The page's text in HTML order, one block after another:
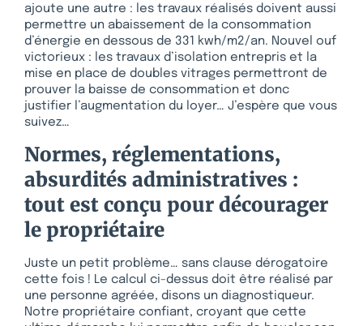
ajoute une autre : les travaux réalisés doivent aussi
permettre un abaissement de la consommation
d’énergie en dessous de 331 kwh/m2/an. Nouvel ouf
victorieux : les travaux d’isolation entrepris et la
mise en place de doubles vitrages permettront de
prouver la baisse de consommation et donc
justifier l’augmentation du loyer… J’espère que vous
suivez…
Normes, réglementations,
absurdités administratives :
tout est conçu pour décourager
le propriétaire
Juste un petit problème… sans clause dérogatoire
cette fois ! Le calcul ci-dessus doit être réalisé par
une personne agréée, disons un diagnostiqueur.
Notre propriétaire confiant, croyant que cette